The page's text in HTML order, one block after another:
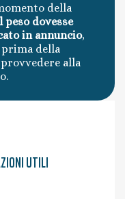
della
peso dovesse
in annuncio,
della
alla
UTILI